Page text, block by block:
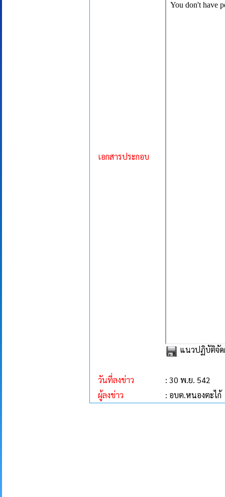
เอกสารประกอบ
แนวปฏิบัติจัด
วันที่ลงข่าว
: 30 พ.ย. 542
ผู้ลงข่าว
: อบต.หนองตะไก้